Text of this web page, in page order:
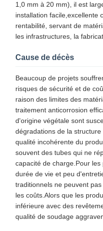
1,0 mm à 20 mm), il est
installation facile,excellente
rentabilité, servant de
les infrastructures, la
Cause de décès
Beaucoup de projets
risques de sécurité et de
raison des limites des
traitement anticorrosion
d'origine végétale sont
dégradations de la
qualité incohérente du
souvent des tubes qui ne
capacité de charge.Pour
durée de vie et peu
traditionnels ne peuvent
les coûts.Alors que les
inférieure avec des
qualité de soudage